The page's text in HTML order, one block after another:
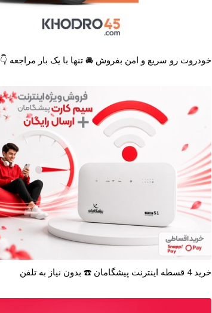
خودروت رو سریع و امن بفروش 🚘 تنها با یک بار مراجعه 👇
خرید 4 قسطه اینترنت پیشگامان ☎️ بدون نیاز به تلفن